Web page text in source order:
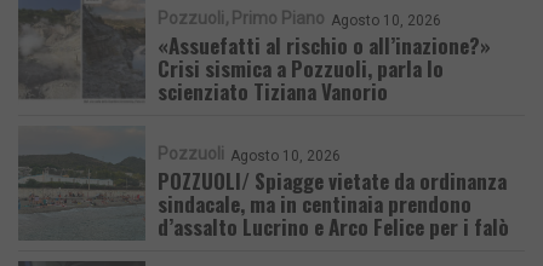
Pozzuoli Primo Piano Agosto 10, 2026
«Assuefatti al rischio o all’inazione?»
Crisi sismica a Pozzuoli, parla lo
scienziato Tiziana Vanorio
Pozzuoli Agosto 10, 2026
POZZUOLI/ Spiagge vietate da ordinanza
sindacale, ma in centinaia prendono
d’assalto Lucrino e Arco Felice per i falò